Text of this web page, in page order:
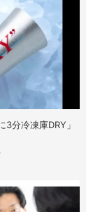
分冷凍庫DRY」